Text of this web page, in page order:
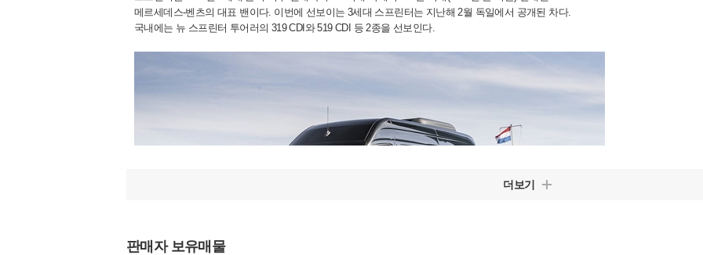
메르세데스-벤츠의 대표 밴이다. 이번에 선보이는 3세대 스프린터는 지난해 2월 독일에서 공개된 차다.
국내에는 뉴 스프린터 투어러의 319 CDI와 519 CDI 등 2종을 선보인다.
더보기
판매자 보유매물